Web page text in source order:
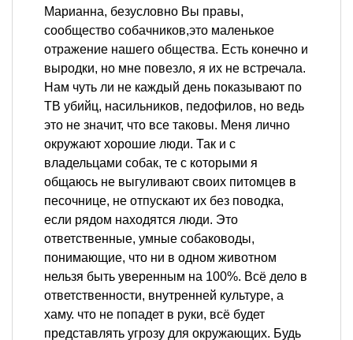
Марианна, безусловно Вы правы,
сообщество собачников,это маленькое
отражение нашего общества. Есть конечно и
выродки, но мне повезло, я их не встречала.
Нам чуть ли не каждый день показывают по
ТВ убийц, насильников, педофилов, но ведь
это не значит, что все таковы. Меня лично
окружают хорошие люди. Так и с
владельцами собак, те с которыми я
общаюсь не выгуливают своих питомцев в
песочнице, не отпускают их без поводка,
если рядом находятся люди. Это
ответственные, умные собаководы,
понимающие, что ни в одном животном
нельзя быть уверенным на 100%. Всё дело в
ответственности, внутренней культуре, а
хаму. что не попадет в руки, всё будет
представлять угрозу для окружающих. Будь